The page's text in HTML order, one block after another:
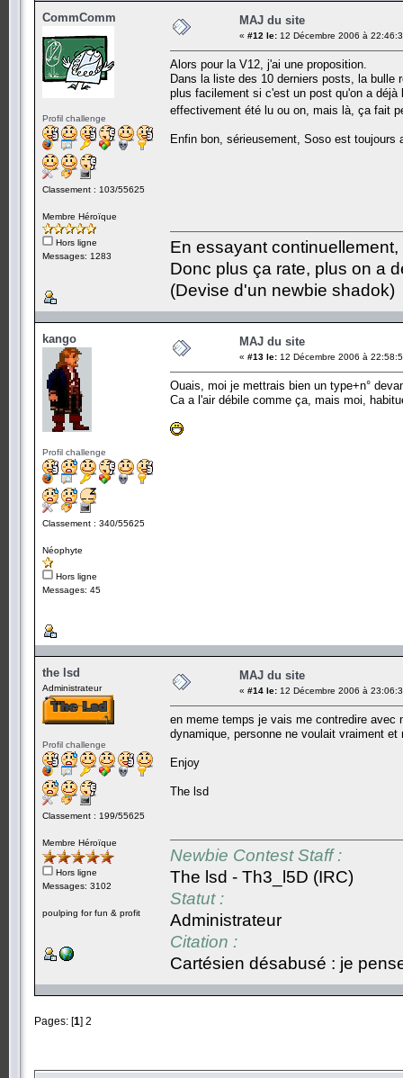
CommComm
Profil challenge
Classement : 103/55625
Membre Héroïque
Hors ligne
Messages: 1283
MAJ du site
« #12 le: 12 Décembre 2006 à
Alors pour la V12, j'ai une proposition.
Dans la liste des 10 derniers posts, la bulle
plus facilement si c'est un post qu'on a
effectivement été lu ou on, mais là, ça fait
Enfin bon, sérieusement, Soso est
En essayant
Donc plus ça rate, plus on a
(Devise d'un newbie shadok)
kango
Profil challenge
Classement : 340/55625
Néophyte
Hors ligne
Messages: 45
MAJ du site
« #13 le: 12 Décembre 2006 à
Ouais, moi je mettrais bien un type+n°
Ca a l'air débile comme ça, mais moi,
the lsd
Administrateur
Profil challenge
Classement : 199/55625
Membre Héroïque
Hors ligne
Messages: 3102
poulping for fun & profit
MAJ du site
« #14 le: 12 Décembre 2006 à
en meme temps je vais me contredire avec
dynamique, personne ne voulait vraiment
Enjoy
The lsd
Newbie Contest Staff :
The lsd - Th3_l5D (IRC)
Statut :
Administrateur
Citation :
Cartésien désabusé : je
Pages: [1] 2